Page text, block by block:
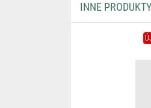
INNE